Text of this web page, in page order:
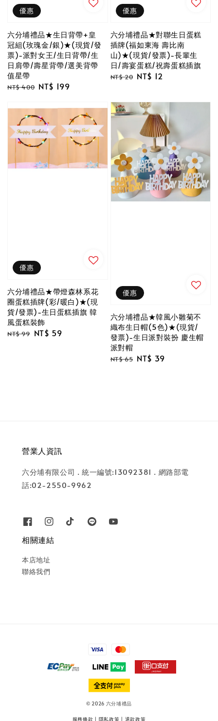
優惠
六分埔禮品★生日背帶+皇
冠組(玫瑰金/銀)★(現貨/發
票)-派對女王/生日背帶/生
日肩帶/壽星背帶/選美背帶
值星帶
Regular
NT$ 400 Sale
NT$ 199
優惠
六分埔禮品★對聯生日蛋糕
插牌(福如東海 壽比南
山)★(現貨/發票)-長輩生
日/壽宴蛋糕/祝壽蛋糕插旗
Regular
NT$ 20 Sale
NT$ 12
優惠
六分埔禮品★帶燈森林系花
圈蛋糕插牌(彩/暖白)★(現
貨/發票)-生日蛋糕插旗 韓
風蛋糕裝飾
Regular
NT$ 99 Sale
NT$ 59
優惠
六分埔禮品★韓風小雛菊不
織布生日帽(5色)★(現貨/
發票)-生日派對裝扮 慶生帽
派對帽
Regular
NT$ 65 Sale
NT$ 39
營業人資訊
六分埔有限公司 . 統一編號:13092381 . 網路部電
話:02-2550-9962
相關連結
本店地址
聯絡我們
© 2026 六分埔禮品
服務條款 | 隱私政策 | 退款政策